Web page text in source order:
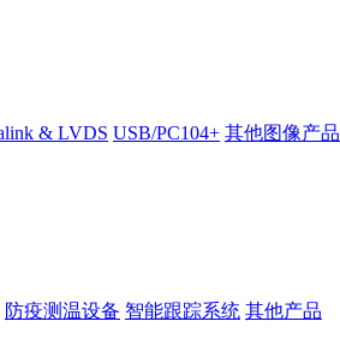
& LVDS USB/PC104+ 其他图像产品
防疫测温设备 智能跟踪系统 其他产品